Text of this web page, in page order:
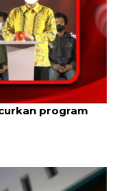
program